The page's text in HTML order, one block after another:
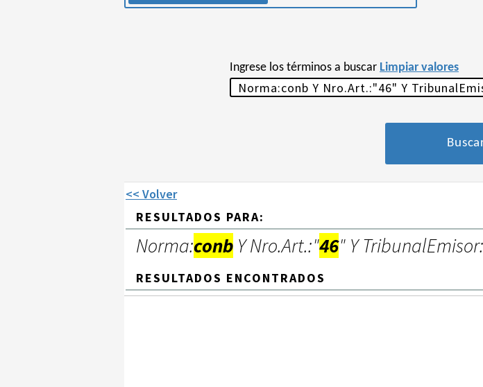
Ingrese los términos a buscar Limpiar valores
<< Volver
RESULTADOS PARA:
Norma:conb Y Nro.Art.:"46" Y
RESULTADOS ENCONTRADOS